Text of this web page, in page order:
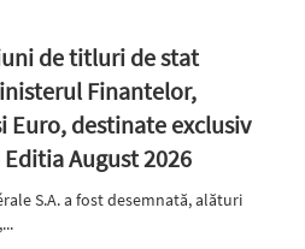
de titluri de stat
Finantelor,
Euro, destinate exclusiv
August 2026
S.A. a fost desemnată, alături